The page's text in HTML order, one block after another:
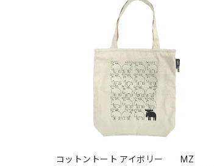
コットントート アイボリー MZ